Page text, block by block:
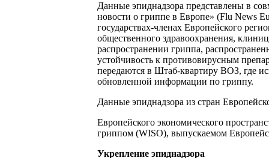
Данные эпиднадзора представлены в
новости о гриппе в Европе» (Flu News
государствах-членах Европейского
общественного здравоохранения,
распространении гриппа,
устойчивость к противовирусным
передаются в Штаб-квартиру ВОЗ, где
обновленной информации по гриппу.
Данные эпиднадзора из стран
Европейского экономического
гриппом (WISO), выпускаемом
Укрепление эпиднадзора